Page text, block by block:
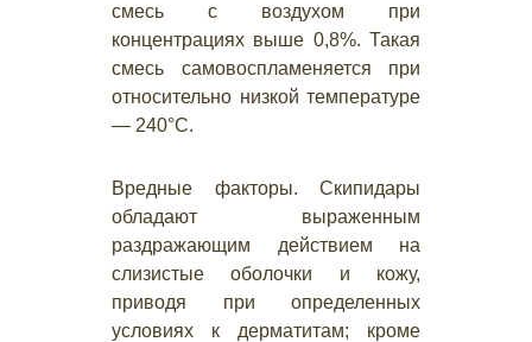
смесь с воздухом при
концентрациях выше 0,8%. Такая
смесь самовоспламеняется при
относительно низкой температуре
— 240°С.
Вредные факторы. Скипидары
обладают выраженным
раздражающим действием на
слизистые оболочки и кожу,
приводя при определенных
условиях к дерматитам; кроме